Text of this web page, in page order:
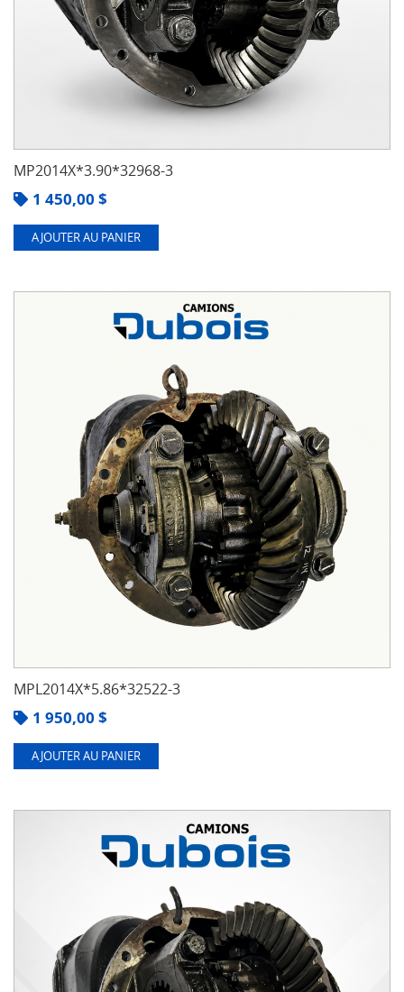
MP2014X*3.90*32968-3
1 450,00 $
AJOUTER AU PANIER
MPL2014X*5.86*32522-3
1 950,00 $
AJOUTER AU PANIER